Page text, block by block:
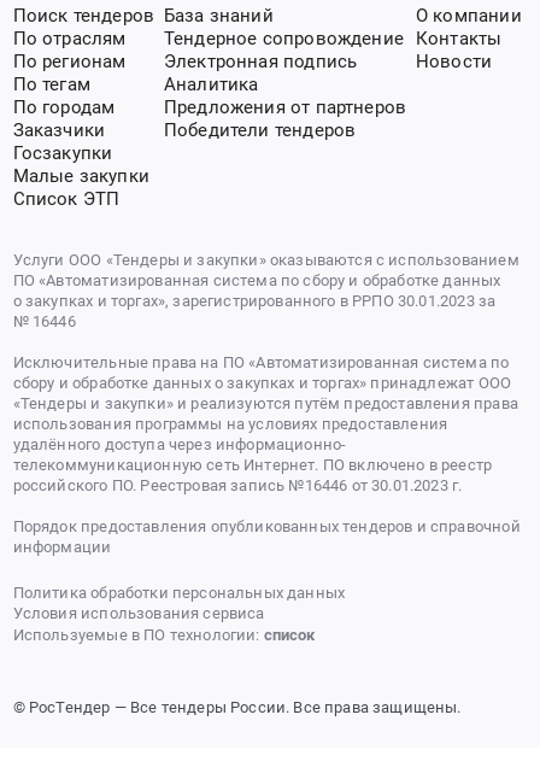
Поиск тендеров
По отраслям
По регионам
По тегам
По городам
Заказчики
Госзакупки
Малые закупки
Список ЭТП
База знаний
Тендерное сопровождение
Электронная подпись
Аналитика
Предложения от партнеров
Победители тендеров
О компании
Контакты
Новости
Услуги ООО «Тендеры и закупки» оказываются с использованием
ПО «Автоматизированная система по сбору и обработке данных
о закупках и торгах», зарегистрированного в РРПО 30.01.2023 за
№ 16446
Исключительные права на ПО «Автоматизированная система по
сбору и обработке данных о закупках и торгах» принадлежат ООО
«Тендеры и закупки» и реализуются путём предоставления права
использования программы на условиях предоставления
удалённого доступа через информационно-
телекоммуникационную сеть Интернет. ПО включено в реестр
российского ПО. Реестровая запись №16446 от 30.01.2023 г.
Порядок предоставления опубликованных тендеров и справочной
информации
Политика обработки персональных данных
Условия использования сервиса
Используемые в ПО технологии: список
© РосТендер — Все тендеры России. Все права защищены.